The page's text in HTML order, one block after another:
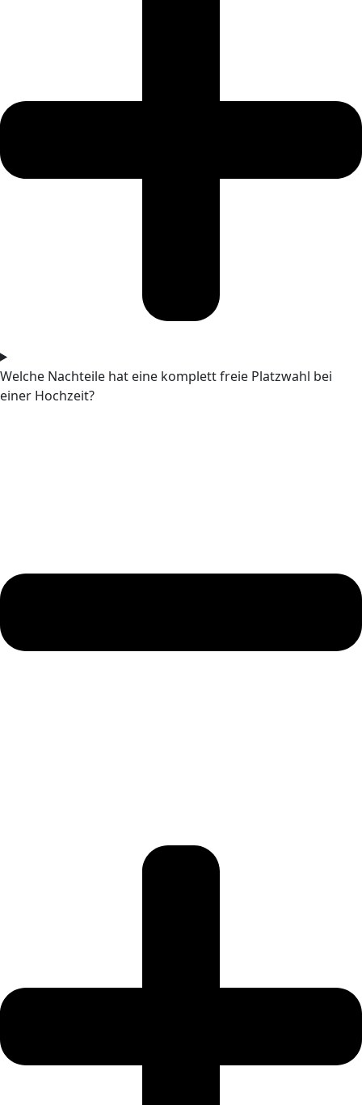
Welche Nachteile hat eine komplett freie Platzwahl bei
einer Hochzeit?